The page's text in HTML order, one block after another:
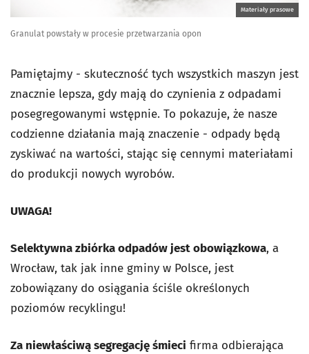
Materiały prasowe
Granulat powstały w procesie przetwarzania opon
Pamiętajmy - skuteczność tych wszystkich maszyn jest
znacznie lepsza, gdy mają do czynienia z odpadami
posegregowanymi wstępnie. To pokazuje, że nasze
codzienne działania mają znaczenie - odpady będą
zyskiwać na wartości, stając się cennymi materiałami
do produkcji nowych wyrobów.
UWAGA!
Selektywna zbiórka odpadów jest obowiązkowa, a
Wrocław, tak jak inne gminy w Polsce, jest
zobowiązany do osiągania ściśle określonych
poziomów recyklingu!
Za niewłaściwą segregację śmieci firma odbierająca